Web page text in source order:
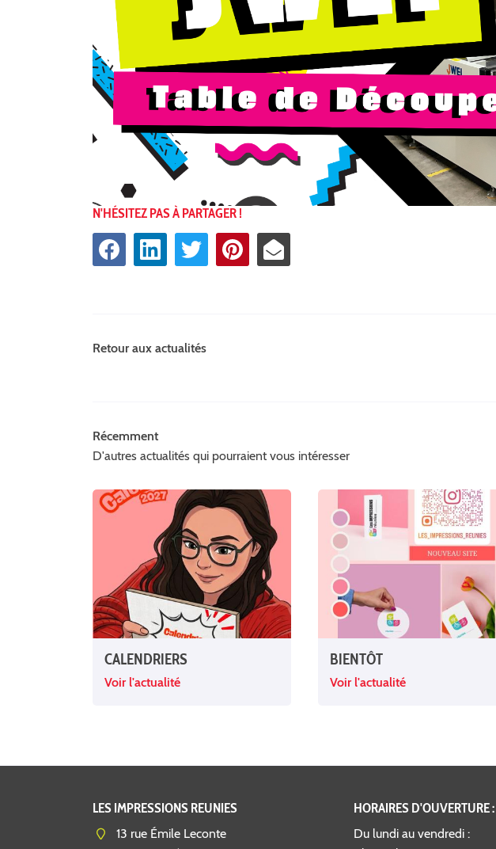
N'HÉSITEZ PAS À PARTAGER !
Retour aux actualités
Récemment
D'autres actualités qui pourraient vous intéresser
CALENDRIERS
Voir l'actualité
BIENTÔT
Voir l'actualité
LES IMPRESSIONS REUNIES
13 rue Émile Leconte
HORAIRES D'OUVERTURE :
Du lundi au vendredi :